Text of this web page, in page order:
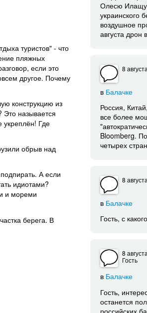
туристов" - что
пляжных
если это
другое. Почему
конструкцию из
называется
Где
обрыв над
А если
идиотами?
и мореми
берега. В
Олесю
украинского
воздушное
августа дрон
8
в Балачке
Россия,
все более
Bloomberg.
четырех
8
в Балачке
Гость, с
8
Гость
в Балачке
Гость,
останется
российских